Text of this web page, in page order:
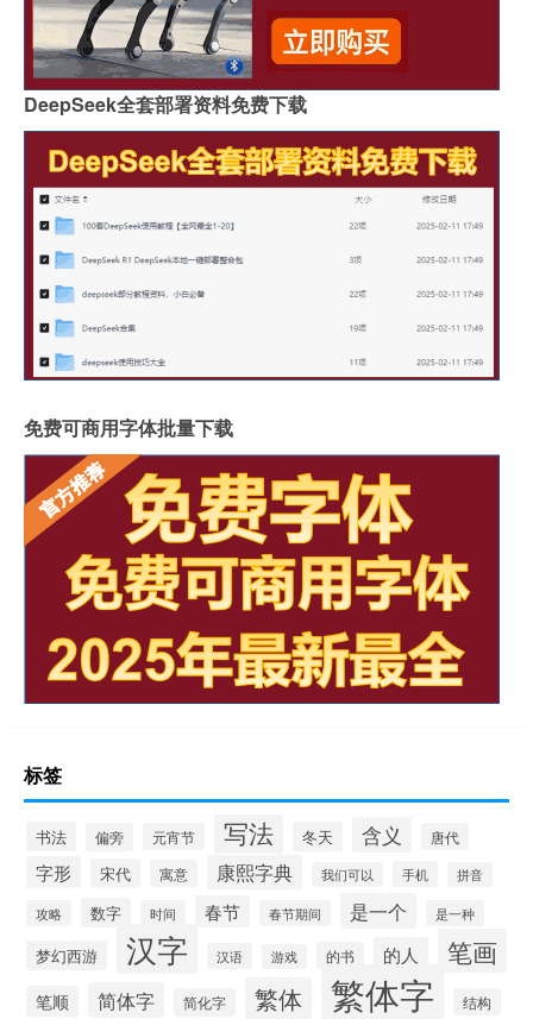
DeepSeek全套部署资料免费下载
免费可商用字体批量下载
标签
书法 偏旁 元宵节 写法 冬天 含义 唐代
字形 宋代 寓意 康熙字典 我们可以 手机 拼音
攻略 数字 时间 春节 春节期间 是一个 是一种
梦幻西游 汉字 汉语 游戏 的书 的人 笔画
笔顺 简体字 简化字 繁体 繁体字 结构